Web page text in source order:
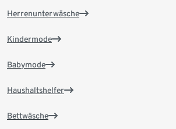
Herrenunterwäsche
Kindermode
Babymode
Haushaltshelfer
Bettwäsche